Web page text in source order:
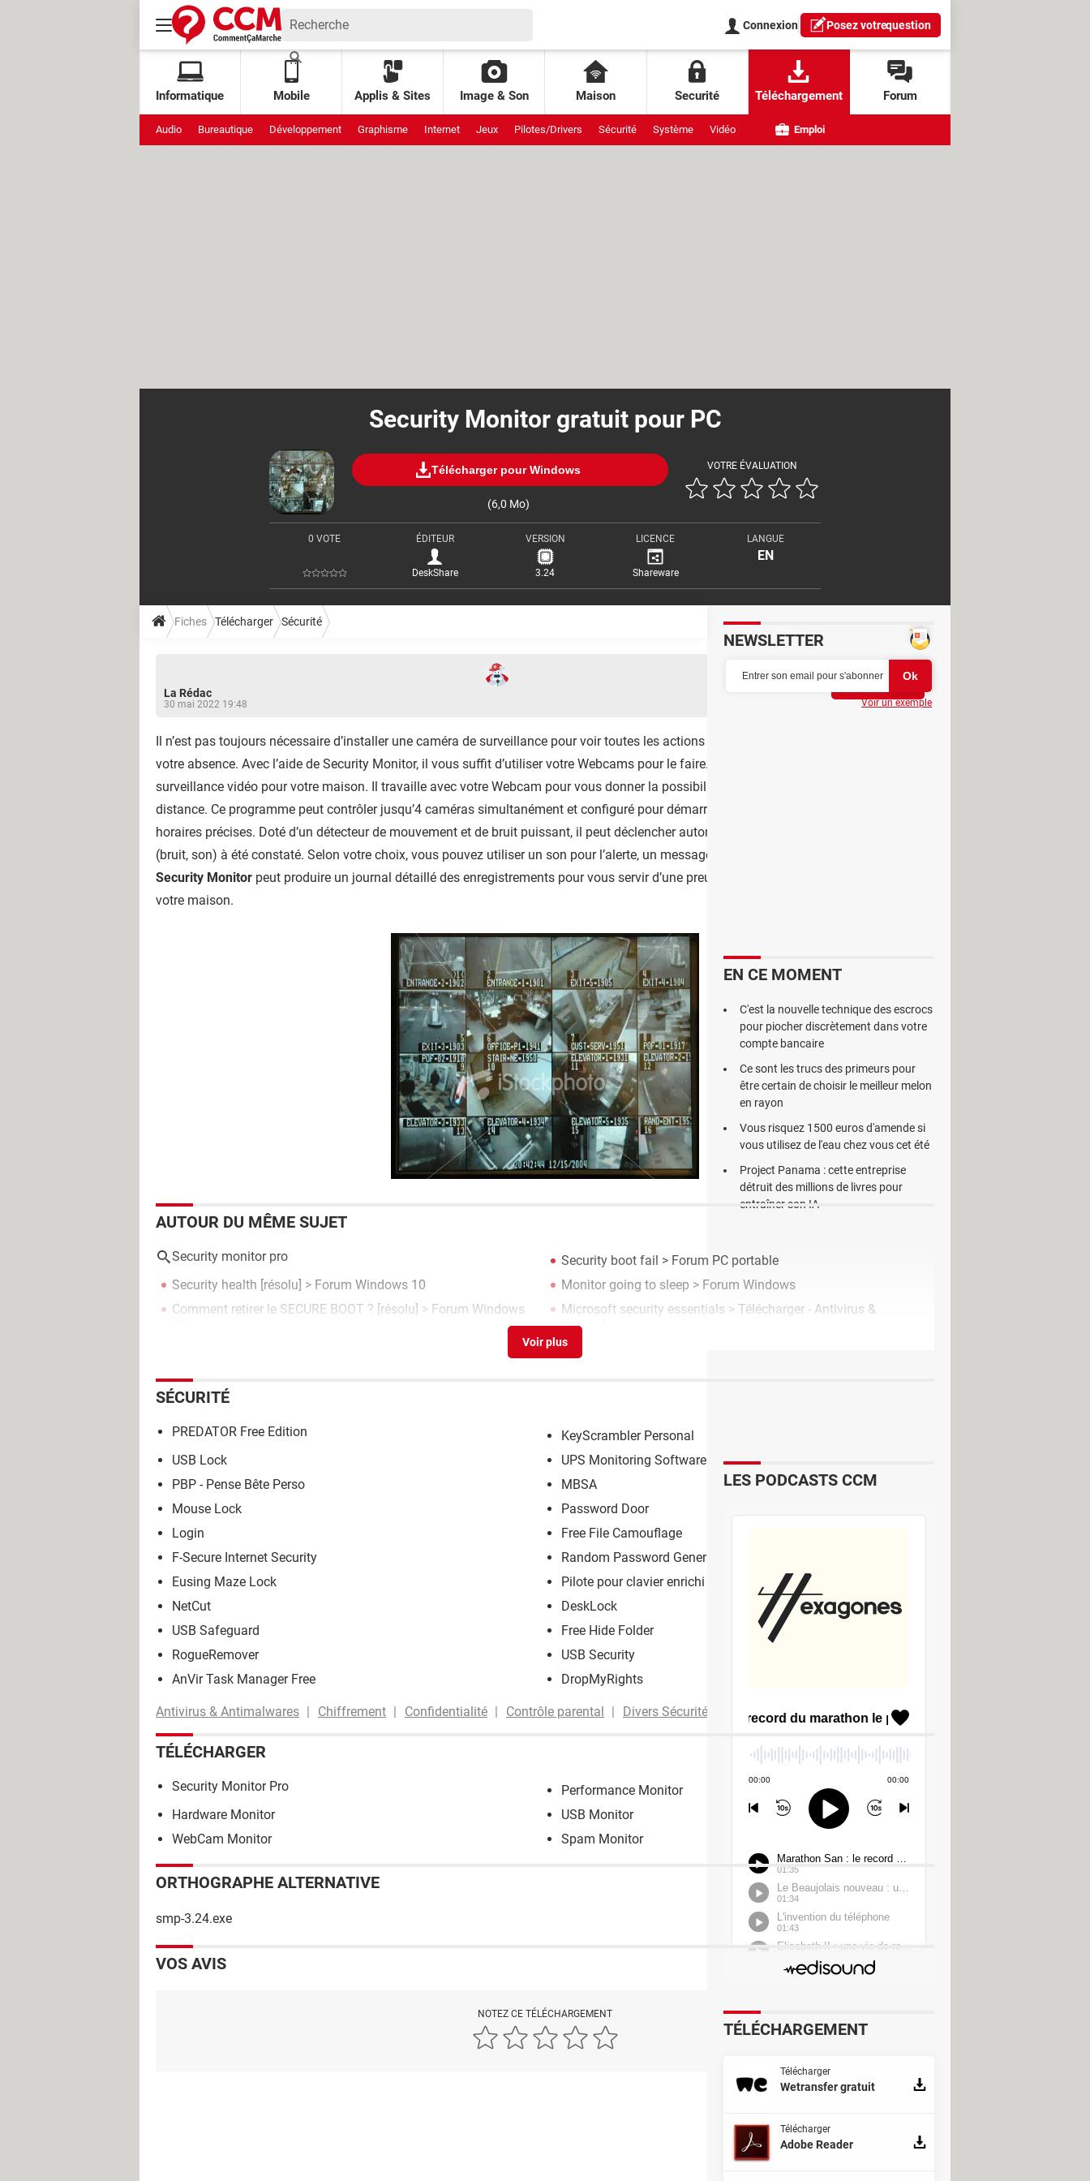
Connexion Posez votrequestion
Informatique Mobile Applis & Sites Image & Son Maison Securité Téléchargement Forum
Audio Bureautique Développement Graphisme Internet Jeux Pilotes/Drivers Sécurité Système Vidéo Emploi
Security Monitor gratuit pour PC
Télécharger pour Windows
(6,0 Mo)
VOTRE ÉVALUATION
0 VOTE ÉDITEUR
DeskShare
VERSION
3.24
LICENCE
Shareware
LANGUE
EN
Fiches Télécharger Sécurité
La Rédac
30 mai 2022 19:48
Il n’est pas toujours nécessaire d’installer une caméra de surveillance pour voir toutes les actions qui se déroulent à la maison pendant
votre absence. Avec l’aide de Security Monitor, il vous suffit d’utiliser votre Webcams pour le faire.
surveillance vidéo pour votre maison. Il travaille avec votre Webcam pour vous donner la possibilité de surveiller votre maison à
distance. Ce programme peut contrôler jusqu’4 caméras simultanément et configuré pour démarrer /arrêter l’enregistrement suivant des
horaires précises. Doté d’un détecteur de mouvement et de bruit puissant, il peut déclencher automatiquement l’alerte si l'un ou l’autre
(bruit, son) à été constaté. Selon votre choix, vous pouvez utiliser un son pour l’alerte, un message email ou encore un clignote de l’écran.
Security Monitor peut produire un journal détaillé des enregistrements pour vous servir d’une preuve lors d’un vol ou d’une intrusion dans
votre maison.
AUTOUR DU MÊME SUJET
Security monitor pro Security boot fail > Forum PC portable
Security health [résolu] > Forum Windows 10 Monitor going to sleep > Forum Windows
Comment retirer le SECURE BOOT ? [résolu] > Forum Windows
Microsoft security essentials > Télécharger - Antivirus &
Antimalwares
SÉCURITÉ
PREDATOR Free Edition
KeyScrambler Personal
USB Lock
UPS Monitoring Software
PBP - Pense Bête Perso
MBSA
Mouse Lock
Password Door
Login
Free File Camouflage
F-Secure Internet Security
Random Password Generator
Eusing Maze Lock
Pilote pour clavier enrichi
NetCut
DeskLock
USB Safeguard
Free Hide Folder
RogueRemover
USB Security
AnVir Task Manager Free
DropMyRights
Antivirus & Antimalwares Chiffrement Confidentialité Contrôle parental Divers Sécurité Pare-feu Sauvegarde
TÉLÉCHARGER
Security Monitor Pro
Performance Monitor
Hardware Monitor
USB Monitor
WebCam Monitor
Spam Monitor
ORTHOGRAPHE ALTERNATIVE
smp-3.24.exe
VOS AVIS
NOTEZ CE TÉLÉCHARGEMENT
NEWSLETTER
Voir un exemple
EN CE MOMENT
C'est la nouvelle technique des escrocs
pour piocher discrètement dans votre
compte bancaire
Ce sont les trucs des primeurs pour
être certain de choisir le meilleur melon
en rayon
Vous risquez 1500 euros d'amende si
vous utilisez de l'eau chez vous cet été
Project Panama : cette entreprise
détruit des millions de livres pour
entraîner son IA
LES PODCASTS CCM
TÉLÉCHARGEMENT
Télécharger
Wetransfer gratuit
Télécharger
Adobe Reader